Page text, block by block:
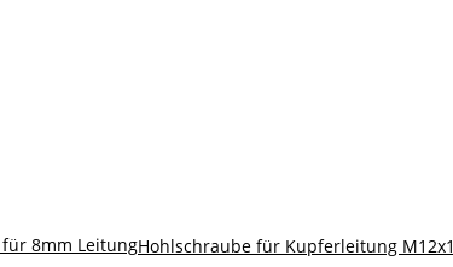
8mm LeitungHohlschraube für Kupferleitung